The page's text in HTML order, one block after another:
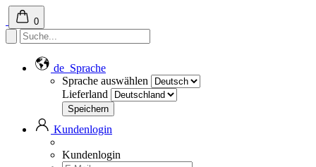
0
de Sprache
Sprache auswählen
Lieferland
Kundenlogin
Kundenlogin